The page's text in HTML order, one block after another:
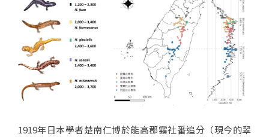
1919年日本學者楚南仁博於能高郡霧社番追分（現今的翠